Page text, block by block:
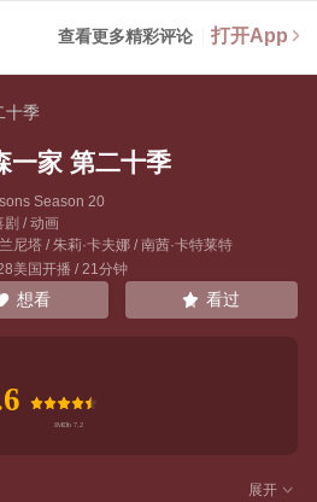
查看更多精彩评论 打开App
十季
一家 第二十季
Season 20
剧 / 动画
尼塔/朱莉·卡夫娜/南茜·卡特莱特
美国开播 / 21分钟
想看 看过
展开